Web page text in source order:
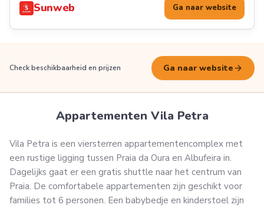
Sunweb Ga naar website
Check beschikbaarheid en prijzen Ga naar website arrow_forward
Appartementen Vila Petra
Vila Petra is een viersterren appartementencomplex met
een rustige ligging tussen Praia da Oura en Albufeira in.
Dagelijks gaat er een gratis shuttle naar het centrum van
Praia. De comfortabele appartementen zijn geschikt voor
families tot 6 personen. Een babybedje en kinderstoel zijn